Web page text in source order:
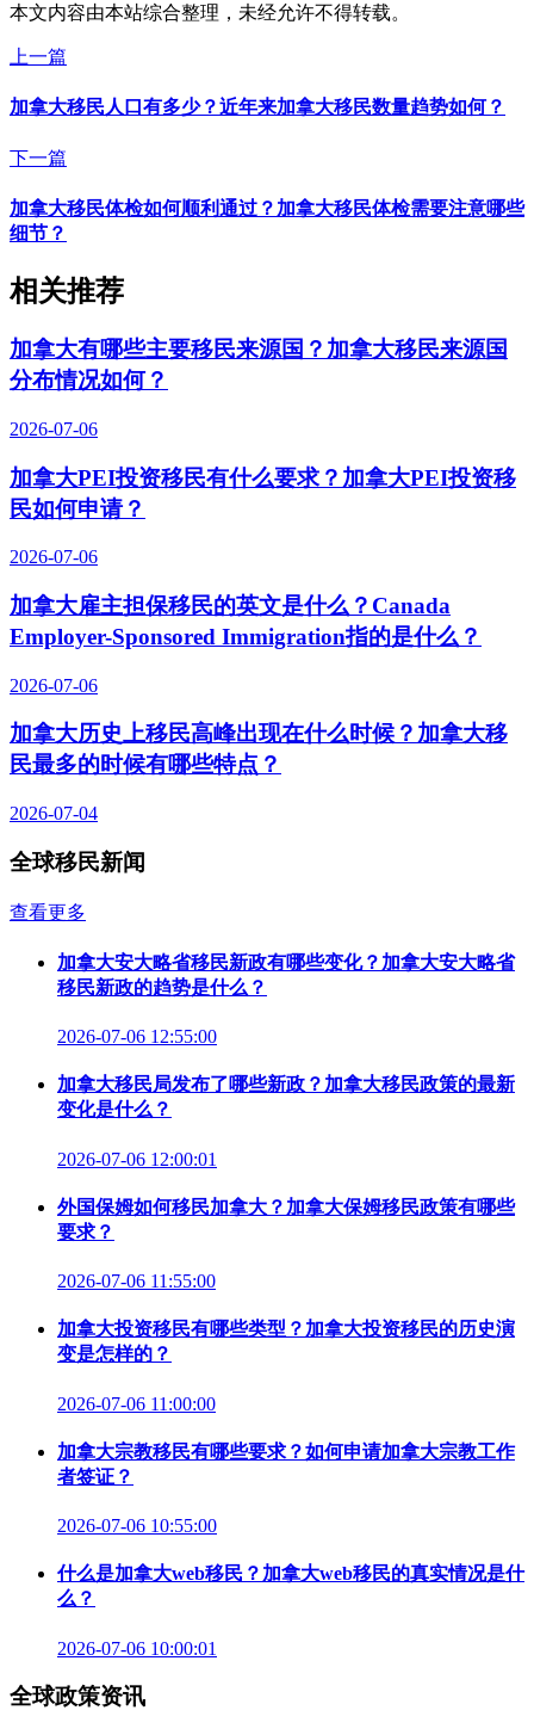
本文内容由本站综合整理，未经允许不得转载。
上一篇
加拿大移民人口有多少？近年来加拿大移民数量趋势如何？
下一篇
加拿大移民体检如何顺利通过？加拿大移民体检需要注意哪些
细节？
相关推荐
加拿大有哪些主要移民来源国？加拿大移民来源国
分布情况如何？
2026-07-06
加拿大PEI投资移民有什么要求？加拿大PEI投资移
民如何申请？
2026-07-06
加拿大雇主担保移民的英文是什么？Canada
Employer-Sponsored Immigration指的是什么？
2026-07-06
加拿大历史上移民高峰出现在什么时候？加拿大移
民最多的时候有哪些特点？
2026-07-04
全球移民新闻
查看更多
加拿大安大略省移民新政有哪些变化？加拿大安大略省
移民新政的趋势是什么？
2026-07-06 12:55:00
加拿大移民局发布了哪些新政？加拿大移民政策的最新
变化是什么？
2026-07-06 12:00:01
外国保姆如何移民加拿大？加拿大保姆移民政策有哪些
要求？
2026-07-06 11:55:00
加拿大投资移民有哪些类型？加拿大投资移民的历史演
变是怎样的？
2026-07-06 11:00:00
加拿大宗教移民有哪些要求？如何申请加拿大宗教工作
者签证？
2026-07-06 10:55:00
什么是加拿大web移民？加拿大web移民的真实情况是什
么？
2026-07-06 10:00:01
全球政策资讯